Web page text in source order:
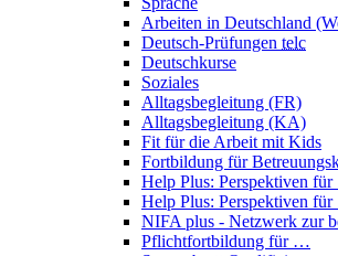
Arbeiten in Deutschland
Deutsch-Prüfungen telc
Deutschkurse
Soziales
Alltagsbegleitung (FR)
Alltagsbegleitung (KA)
Fit für die Arbeit mit Kids
Fortbildung für
Help Plus: Perspektiven
Help Plus: Perspektiven
NIFA plus - Netzwerk zur
Pflichtfortbildung für …